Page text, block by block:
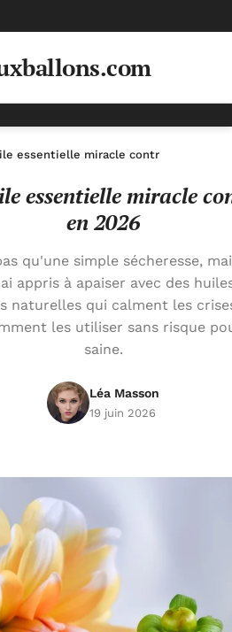
essentielle miracle contre l'eczéma
essentielle miracle
en 2026
qu'une simple sécheresse,
appris à apaiser avec des
naturelles qui calment les
les utiliser sans risque
saine.
Léa Masson
19 juin 2026